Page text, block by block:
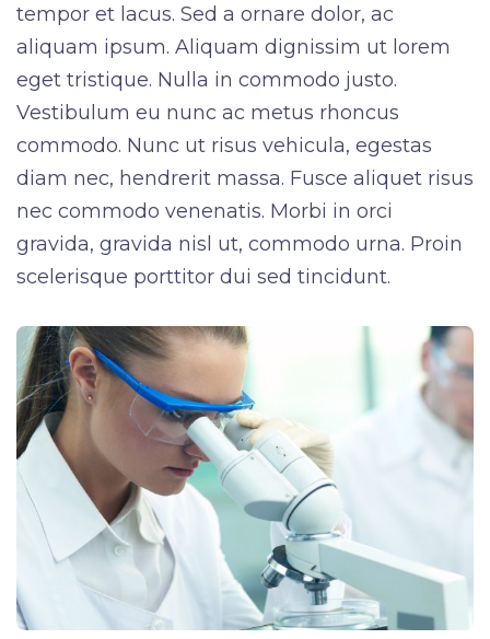
tempor et lacus. Sed a ornare dolor, ac
aliquam ipsum. Aliquam dignissim ut lorem
eget tristique. Nulla in commodo justo.
Vestibulum eu nunc ac metus rhoncus
commodo. Nunc ut risus vehicula, egestas
diam nec, hendrerit massa. Fusce aliquet risus
nec commodo venenatis. Morbi in orci
gravida, gravida nisl ut, commodo urna. Proin
scelerisque porttitor dui sed tincidunt.